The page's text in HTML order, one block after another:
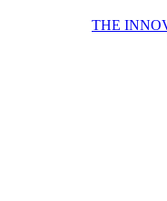
THE